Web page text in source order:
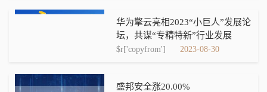
华为擎云亮相2023“小巨人”发展论
坛，共谋“专精特新”行业发展
$r['copyfrom'] 2023-08-30
盛邦安全涨20.00%